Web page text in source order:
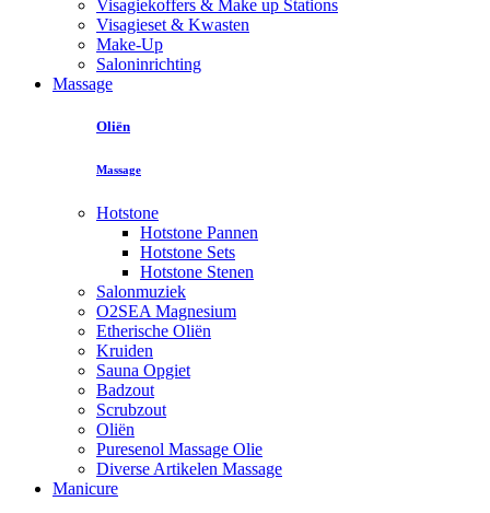
Visagiekoffers & Make up Stations
Visagieset & Kwasten
Make-Up
Saloninrichting
Massage
Oliën
Massage
Hotstone
Hotstone Pannen
Hotstone Sets
Hotstone Stenen
Salonmuziek
O2SEA Magnesium
Etherische Oliën
Kruiden
Sauna Opgiet
Badzout
Scrubzout
Oliën
Puresenol Massage Olie
Diverse Artikelen Massage
Manicure